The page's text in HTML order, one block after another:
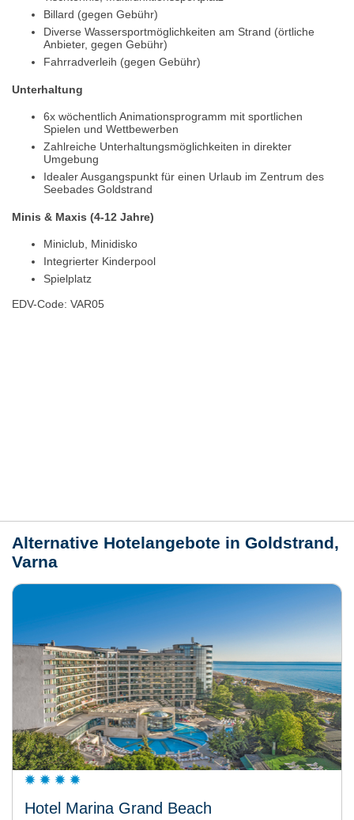
Billard (gegen Gebühr)
Diverse Wassersportmöglichkeiten am Strand (örtliche
Anbieter, gegen Gebühr)
Fahrradverleih (gegen Gebühr)
Unterhaltung
6x wöchentlich Animationsprogramm mit sportlichen
Spielen und Wettbewerben
Zahlreiche Unterhaltungsmöglichkeiten in direkter
Umgebung
Idealer Ausgangspunkt für einen Urlaub im Zentrum des
Seebades Goldstrand
Minis & Maxis (4-12 Jahre)
Miniclub, Minidisko
Integrierter Kinderpool
Spielplatz
EDV-Code: VAR05
Alternative Hotelangebote in Goldstrand,
Varna
Hotel Marina Grand Beach